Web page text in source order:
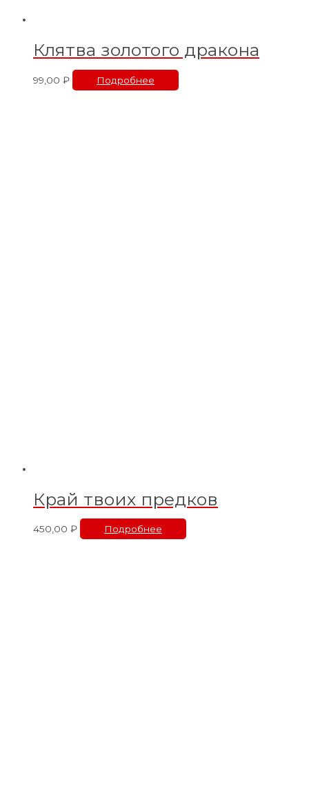
Клятва золотого дракона
99,00 ₽ Подробнее
Край твоих предков
450,00 ₽ Подробнее